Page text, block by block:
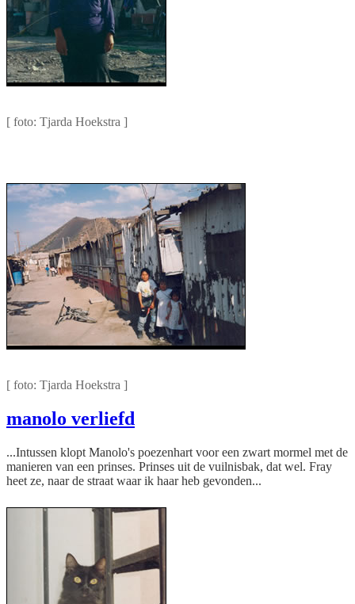
[ foto: Tjarda Hoekstra ]
[ foto: Tjarda Hoekstra ]
manolo verliefd
...Intussen klopt Manolo's poezenhart voor een zwart mormel met de
manieren van een prinses. Prinses uit de vuilnisbak, dat wel. Fray
heet ze, naar de straat waar ik haar heb gevonden...